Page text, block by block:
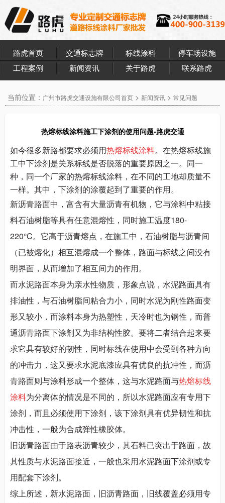
路虎首页 交通标志牌 标线涂料
停车场设施
工程案例
新闻资讯 关于路虎 联系路虎
当前位置： 广州市路虎交通设施有限公司首页 > 新闻资讯 > 常见问题
热熔标线涂料施工下涂剂的使用问题-路虎交通
如今很多新路都要求必须用热熔标线涂料。在热熔标线施
工中下涂剂是关系标线是否脱落的重要原因之一。同一
种，同一个厂家的热熔标线涂料，在不同的工地却质量不
一样。其中，下涂剂的涂覆起到了重要的作用。
新沥青路面中，富含有大量沥青有机物，它与涂料中粘接
料石油树脂等具有任意混熔性，同时施工温度180-
220°C。它高于沥青熔点，在施工中，石油树脂与沥青间
（已被熔化）相互混熔成一个整体，路面与标线之间没有
明界面，从而增加了相互间力的作用。
而水泥路面本身为亲水性物质，形象点说，水泥路面具有
排油性，与石油树脂间粘合力小，同时水泥为刚性路面变
形又较小，而涂料本身为热塑性，天冷时也为钢性，而普
通沥青路面下涂剂又为非结构性胶。要将二者结合起来要
求它具有较好的韧性，同时标线在使用中会受到各种方向
的冲击力，这又要求水泥底漆应具有优良的抗冲性，而沥
青路面则与涂料形成一个整体，这与水泥路面与热熔标线
涂料为分离体的情况是不同的，所以水泥路面应有专用下
涂剂，而且必须使用下涂剂，该下涂剂具有优异韧性和抗
冲击性，一般为合成弹性橡胶体。
旧沥青路面由于路表沥青较少，其石料已突出于路面，故
其性质与水泥路面接近，一般也采用水泥路面下涂剂或专
用配套下涂剂。
综上所述，新水泥路面，旧沥青路面，旧线覆盖必须用专